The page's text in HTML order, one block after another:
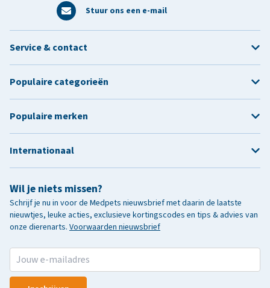
Stuur ons een e-mail
Wil je niets missen?
Schrijf je nu in voor de Medpets nieuwsbrief met daarin de laatste
nieuwtjes, leuke acties, exclusieve kortingscodes en tips & advies van
onze dierenarts. Voorwaarden nieuwsbrief
Service & contact
Populaire categorieën
Populaire merken
Internationaal